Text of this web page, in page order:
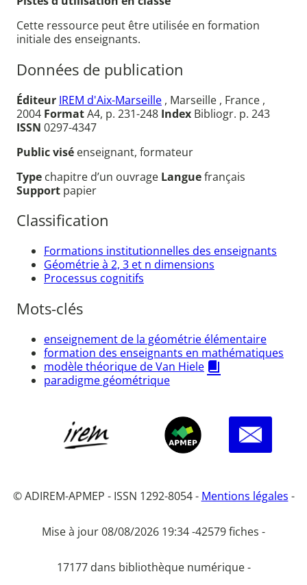
Cette ressource peut être utilisée en formation
initiale des enseignants.
Données de publication
Éditeur IREM d'Aix-Marseille , Marseille , France ,
2004 FormatA4, p. 231-248 Index Bibliogr. p. 243
ISSN 0297-4347
Public visé enseignant, formateur
Type chapitre d’un ouvrage Languefrançais
Support papier
Classification
Formations institutionnelles des enseignants
Géométrie à 2, 3 et n dimensions
Processus cognitifs
Mots-clés
enseignement de la géométrie élémentaire
formation des enseignants en mathématiques
modèle théorique de Van Hiele
paradigme géométrique
© ADIREM-APMEP - ISSN 1292-8054 - Mentions légales -
Mise à jour 08/08/2026 19:34 -42579 fiches -
17177 dans bibliothèque numérique -